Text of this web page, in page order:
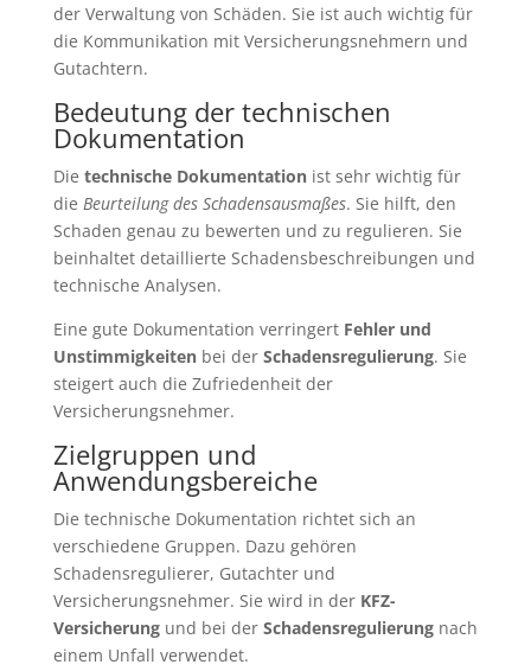
der Verwaltung von Schäden. Sie ist auch wichtig für
die Kommunikation mit Versicherungsnehmern und
Gutachtern.
Bedeutung der technischen
Dokumentation
Die technische Dokumentationist sehr wichtig für
die Beurteilung des Schadensausmaßes. Sie hilft, den
Schaden genau zu bewerten und zu regulieren. Sie
beinhaltet detaillierte Schadensbeschreibungen und
technische Analysen.
Eine gute Dokumentation verringert Fehler und
Unstimmigkeitenbei der Schadensregulierung. Sie
steigert auch die Zufriedenheit der
Versicherungsnehmer.
Zielgruppen und
Anwendungsbereiche
Die technische Dokumentation richtet sich an
verschiedene Gruppen. Dazu gehören
Schadensregulierer, Gutachter und
Versicherungsnehmer. Sie wird in der KFZ-
Versicherungund bei der Schadensregulierungnach
einem Unfall verwendet.